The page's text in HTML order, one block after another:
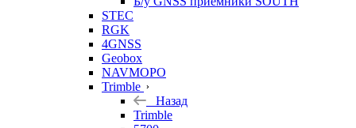
STEC
RGK
4GNSS
Geobox
NAVMOPO
Trimble
Назад
Trimble